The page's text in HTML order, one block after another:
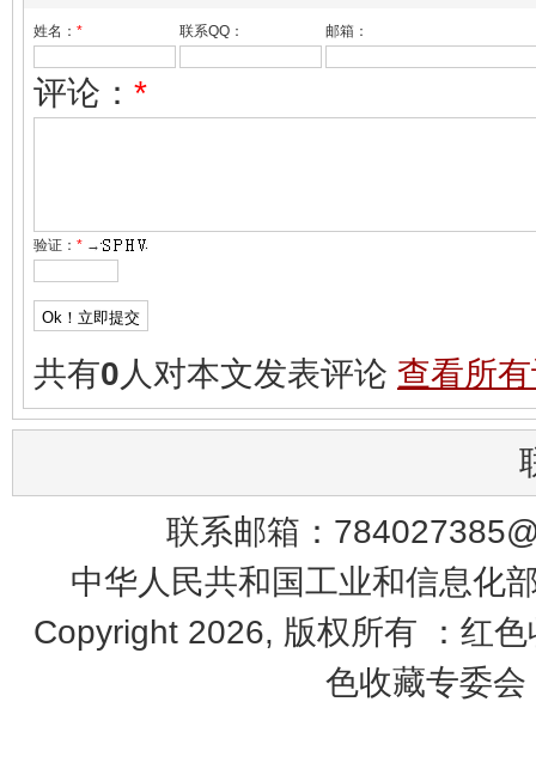
姓名： * 联系QQ： 邮箱：
评论： *
验证： * →
共有0人对本文发表评论 查看所
联系邮箱：
中华人民共和国工业和信息化
Copyright 2026, 版权所有 ：红
色收藏专委